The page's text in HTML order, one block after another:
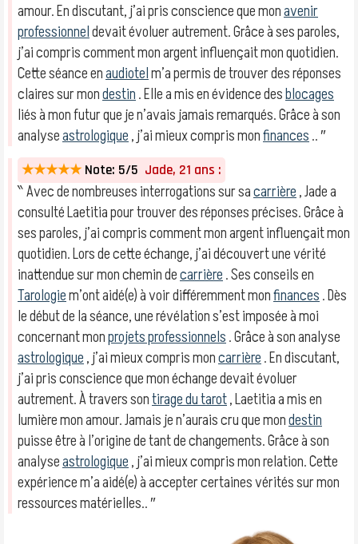
amour. En discutant, j’ai pris conscience que monavenir
professionneldevait évoluer autrement. Grâce à ses paroles,
j’ai compris comment mon argent influençait mon quotidien.
Cette séance enaudiotelm’a permis de trouver des réponses
claires sur mondestin. Elle a mis en évidence desblocages
liés à mon futur que je n’avais jamais remarqués. Grâce à son
analyseastrologique, j’ai mieux compris monfinances.. ″
★★★★★ Note: 5/5 Jade, 21 ans :
‶ Avec de nombreuses interrogations sur sacarrière, Jade a
consulté Laetitia pour trouver des réponses précises. Grâce à
ses paroles, j’ai compris comment mon argent influençait mon
quotidien. Lors de cette échange, j’ai découvert une vérité
inattendue sur mon chemin decarrière. Ses conseils en
Tarologiem’ont aidé(e) à voir différemment monfinances. Dès
le début de la séance, une révélation s’est imposée à moi
concernant monprojets professionnels. Grâce à son analyse
astrologique, j’ai mieux compris moncarrière. En discutant,
j’ai pris conscience que mon échange devait évoluer
autrement. À travers sontirage du tarot, Laetitia a mis en
lumière mon amour. Jamais je n’aurais cru que mondestin
puisse être à l’origine de tant de changements. Grâce à son
analyseastrologique, j’ai mieux compris mon relation. Cette
expérience m’a aidé(e) à accepter certaines vérités sur mon
ressources matérielles.. ″